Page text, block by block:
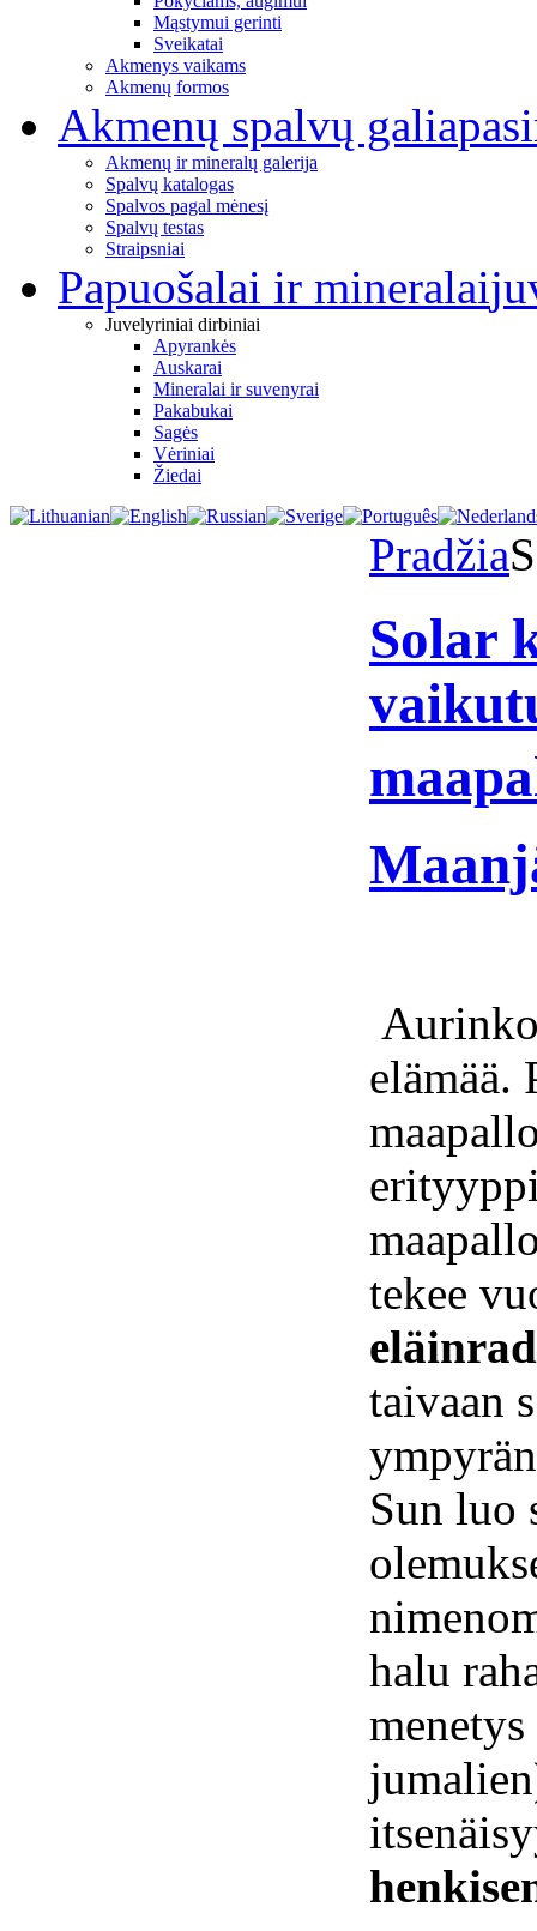
Mąstymui gerinti
Sveikatai
Akmenys vaikams
Akmenų formos
Akmenų spalvų galia
Akmenų ir mineralų galerija
Spalvų katalogas
Spalvos pagal mėnesį
Spalvų testas
Straipsniai
Papuošalai ir mineralai
Juvelyriniai dirbiniai
Apyrankės
Auskarai
Mineralai ir suvenyrai
Pakabukai
Sagės
Vėriniai
Žiedai
Pradžia
Solar
elämää.
tekee
taivaan
Sun luo
halu